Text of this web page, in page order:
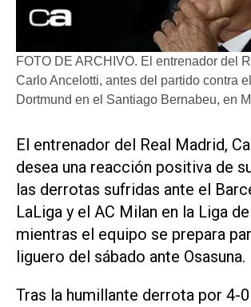
FOTO DE ARCHIVO. El entrenador del
Carlo Ancelotti, antes del partido contra
Dortmund en el Santiago Bernabeu, en
El entrenador del Real Madrid,
desea una reacción positiva de
las derrotas sufridas ante el
LaLiga y el AC Milan en la Liga
mientras el equipo se prepara
liguero del sábado ante Osasuna.
Tras la humillante derrota por 4-